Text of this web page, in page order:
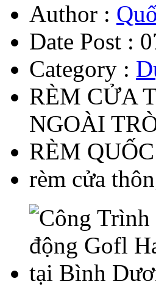
Author :
Date Post :
Category :
RÈM CỬA
NGOÀI
RÈM
rèm cửa